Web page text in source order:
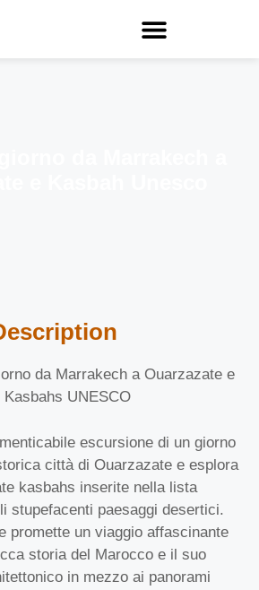
da Marrakech a Ouarzazate e
Kasbahs UNESCO
escursione di un giorno
città di Ouarzazate e esplora
kasbahs inserite nella lista
stupefacenti paesaggi desertici.
promette un viaggio affascinante
storia del Marocco e il suo
in mezzo ai panorami